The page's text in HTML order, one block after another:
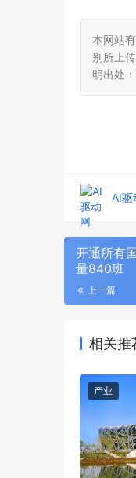
本网站
别所上
明出处：
AI驱
开通所有
量840班
上一篇
相关推
产业